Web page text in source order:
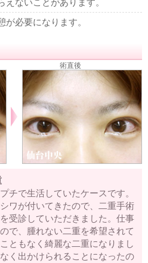
ないことがあります。
必要になります。
術直後
チで生活していたケースです。
ワが付いてきたので、二重手術
受診していただきました。仕事
で、腫れない二重を希望されて
ともなく綺麗な二重になりまし
く出かけられることになったの